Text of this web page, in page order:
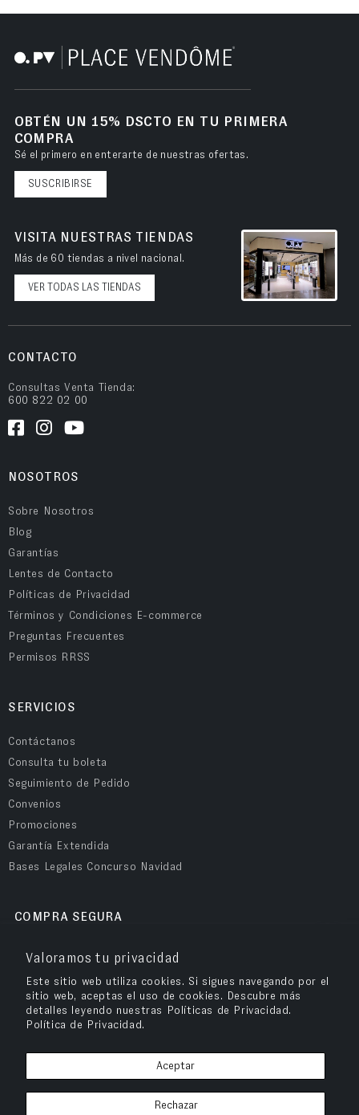
Valoramos tu privacidad
Este sitio web utiliza cookies. Si sigues navegando por el
sitio web, aceptas el uso de cookies. Descubre más
detalles leyendo nuestras Políticas de Privacidad.
Política de Privacidad.
Aceptar
Rechazar
OBTÉN UN 15% DSCTO EN TU PRIMERA
COMPRA
Sé el primero en enterarte de nuestras ofertas.
SUSCRIBIRSE
VISITA NUESTRAS TIENDAS
Más de 60 tiendas a nivel nacional.
VER TODAS LAS TIENDAS
CONTACTO
Consultas Venta Tienda:
600 822 02 00
NOSOTROS
Sobre Nosotros
Blog
Garantías
Lentes de Contacto
Políticas de Privacidad
Términos y Condiciones E-commerce
Preguntas Frecuentes
Permisos RRSS
SERVICIOS
Contáctanos
Consulta tu boleta
Seguimiento de Pedido
Convenios
Promociones
Garantía Extendida
Bases Legales Concurso Navidad
COMPRA SEGURA
– Cuida tu salud visual y compra tus anteojos en OPV